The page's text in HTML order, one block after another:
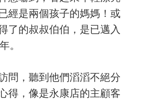
經是兩個孩子的媽媽！或
了的叔叔伯伯，是已邁入
。
問，聽到他們滔滔不絕分
得，像是永康店的主顧客